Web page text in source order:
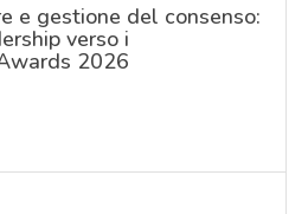
e gestione del consenso:
verso i
2026